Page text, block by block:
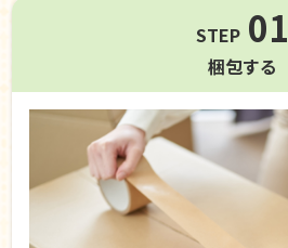
STEP 01
梱包する